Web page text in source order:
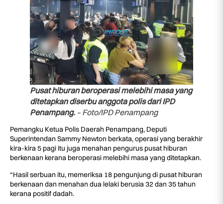
Pusat hiburan beroperasi melebihi masa yang
ditetapkan diserbu anggota polis dari IPD
Penampang. – Foto/IPD Penampang
Pemangku Ketua Polis Daerah Penampang, Deputi
Superintendan Sammy Newton berkata, operasi yang berakhir
kira-kira 5 pagi itu juga menahan pengurus pusat hiburan
berkenaan kerana beroperasi melebihi masa yang ditetapkan.
“Hasil serbuan itu, memeriksa 18 pengunjung di pusat hiburan
berkenaan dan menahan dua lelaki berusia 32 dan 35 tahun
kerana positif dadah.